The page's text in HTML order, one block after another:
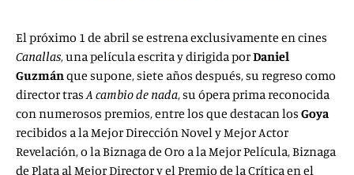
El próximo 1 de abril se estrena exclusivamente en cines
Canallas, una película escrita y dirigida porDaniel
Guzmánque supone, siete años después, su regreso como
director trasA cambio de nada, su ópera prima reconocida
con numerosos premios, entre los que destacan los Goya
recibidos a la Mejor Dirección Novel y Mejor Actor
Revelación, o la Biznaga de Oro a la Mejor Película, Biznaga
de Plata al Mejor Director y el Premio de la Crítica en el